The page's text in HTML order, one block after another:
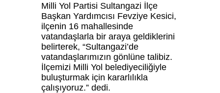
Milli Yol Partisi Sultangazi İlçe
Başkan Yardımcısı Fevziye Kesici,
ilçenin 16 mahallesinde
vatandaşlarla bir araya geldiklerini
belirterek, “Sultangazi’de
vatandaşlarımızın gönlüne talibiz.
İlçemizi Milli Yol belediyeciliğiyle
buluşturmak için kararlılıkla
çalışıyoruz.” dedi.